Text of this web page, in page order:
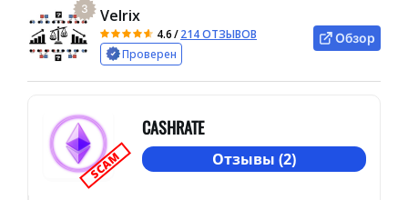
3 Velrix
4.6/214 ОТЗЫВОВ
Проверен
Обзор
SCAM
CASHRATE
Отзывы (2)